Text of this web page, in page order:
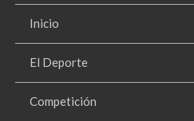
Inicio
El Deporte
Competición